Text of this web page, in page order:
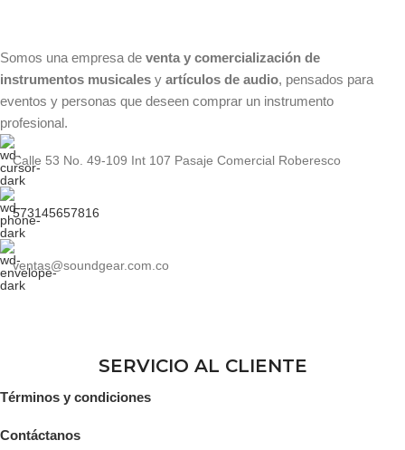
Somos una empresa de venta y comercialización de
instrumentos musicales y artículos de audio, pensados para
eventos y personas que deseen comprar un instrumento
profesional.
Calle 53 No. 49-109 Int 107 Pasaje Comercial Roberesco
573145657816
ventas@soundgear.com.co
SERVICIO AL CLIENTE
Términos y condiciones
Contáctanos